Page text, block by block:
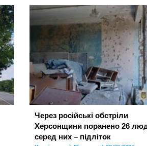
Через російські обстріли
Херсонщини поранено 26
серед них – підліток